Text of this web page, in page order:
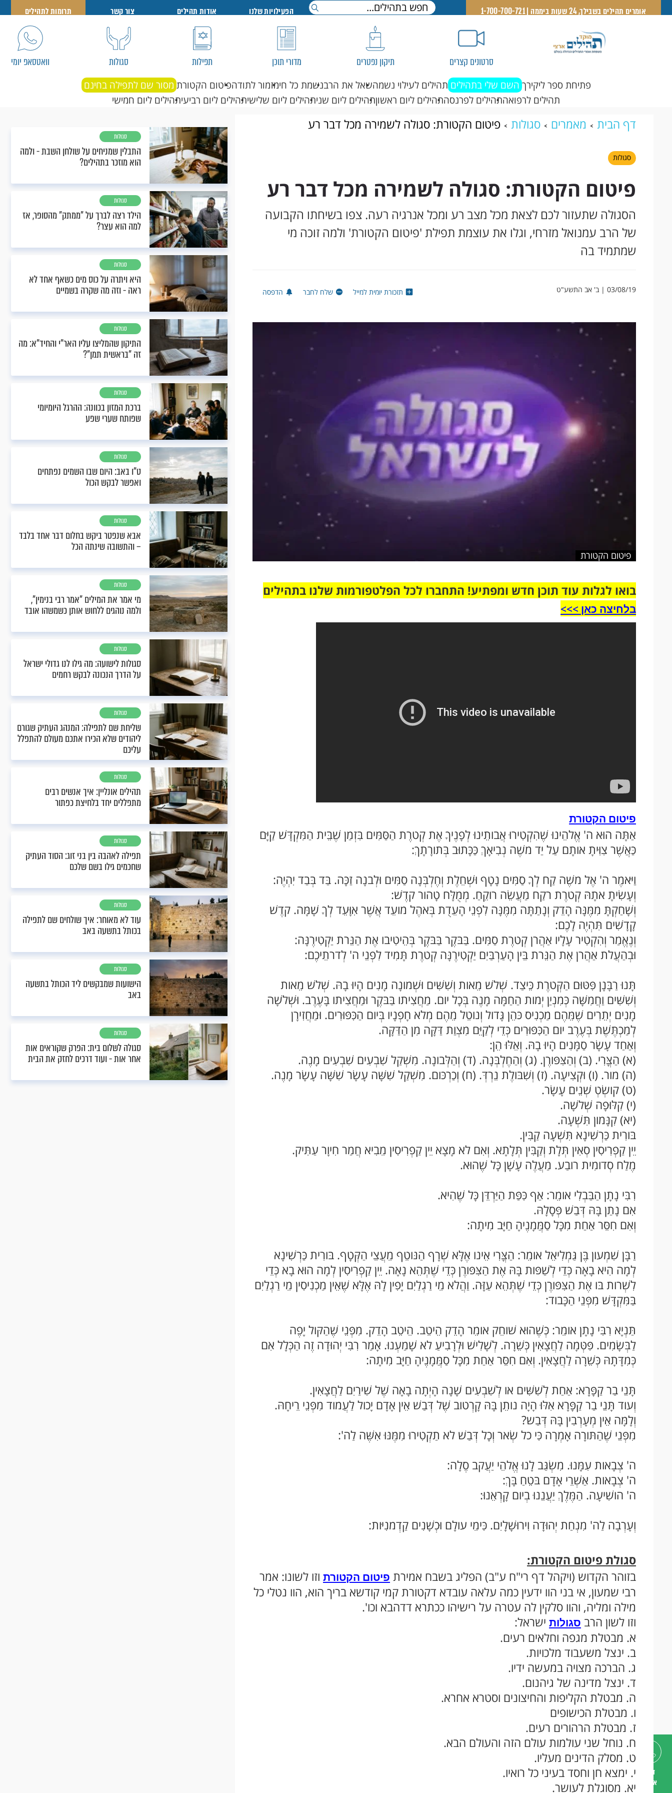
דברו
איתנו
אומרים תהילים בשבילך, 24 שעות ביממה | 1-700-700-721 הפעילויות שלנו אודות תהילים צור קשר תרומות לתהילים
סרטונים קצרים תיקון נפטרים מדורי תוכן תפילות סגולות וואטסאפ יומי
פתיחת ספר ליקירך השם שלי בתהילים תהילים לעילוי נשמהשאל את הרבנשמת כל חימזמור לתודהפיטום הקטורת מסור שם לתפילה בחינם
תהילים לרפואהתהילים לפרנסהתהילים ליום ראשוןתהילים ליום שניתהילים ליום שלישיתהילים ליום רביעיתהילים ליום חמישי
דף הבית מאמרים סגולות פיטום הקטורת: סגולה לשמירה מכל דבר רע
סגולות
פיטום הקטורת: סגולה לשמירה מכל דבר רע
הסגולה שתעזור לכם לצאת מכל מצב רע ומכל אנרגיה רעה. צפו בשיחתו הקבועה
של הרב עמנואל מזרחי, וגלו את עוצמת תפילת 'פיטום הקטורת' ולמה זוכה מי
שמתמיד בה
03/08/19 | ב' אב התשע"ט תזכורת יומית למייל שלח לחבר הדפסה
פיטום הקטורת
בואו לגלות עוד תוכן חדש ומפתיע! התחברו לכל הפלטפורמות שלנו בתהילים
בלחיצה כאן >>>​
פיטום הקטורת
אַתָּה הוּא ה' אֱלהֵינוּ שֶׁהִקְטִירוּ אֲבותֵינוּ לְפָנֶיךָ אֶת קְטרֶת הַסַּמִּים בִּזְמַן שֶׁבֵּית הַמִּקְדָּשׁ קַיָּם
כַּאֲשֶׁר צִוִּיתָ אותָם עַל יַד משֶׁה נְבִיאָךְ כַּכָּתוּב בְּתורָתָךְ:
וַיּאמֶר ה' אֶל משֶׁה קַח לְךָ סַמִּים נָטָף וּשְׁחֵלֶת וְחֶלְבְּנָה סַמִּים וּלְבנָה זַכָּה. בַּד בְּבַד יִהְיֶה:
וְעָשִׂיתָ אתָהּ קְטרֶת רקַח מַעֲשֵׂה רוקֵחַ. מְמֻלָּח טָהור קדֶשׁ:
וְשָׁחַקְתָּ מִמֶּנָּה הָדֵק וְנָתַתָּה מִמֶּנָּה לִפְנֵי הָעֵדֻת בְּאהֶל מועֵד אֲשֶׁר אִוָּעֵד לְךָ שָׁמָּה. קדֶשׁ
קָדָשִׁים תִּהְיֶה לָכֶם:
וְנֶאֱמַר וְהִקְטִיר עָלָיו אַהֲרן קְטרֶת סַמִּים. בַּבּקֶר בַּבּקֶר בְּהֵיטִיבו אֶת הַנֵּרת יַקְטִירֶנָּה:
וּבְהַעֲלת אַהֲרן אֶת הַנֵּרת בֵּין הָעַרְבַּיִם יַקְטִירֶנָּה קְטרֶת תָּמִיד לִפְנֵי ה' לְדרתֵיכֶם:
תָּנוּ רַבָּנָן פִּטּוּם הַקְּטרֶת כֵּיצַד. שְׁלשׁ מֵאות וְשִׁשִּׁים וּשְׁמונָה מָנִים הָיוּ בָהּ. שְׁלשׁ מֵאות
וְשִׁשִּׁים וַחֲמִשָּׁה כְּמִנְיַן יְמות הַחַמָּה מָנֶה בְּכָל יום. מַחֲצִיתו בַּבּקֶר וּמַחֲצִיתו בָּעֶרֶב. וּשְׁלשָׁה
מָנִים יְתֵרִים שֶׁמֵּהֶם מַכְנִיס כּהֵן גָּדול וְנוטֵל מֵהֶם מְלא חָפְנָיו בְּיום הַכִּפּוּרִים. וּמַחֲזִירָן
לְמַכְתֶּשֶׁת בְּעֶרֶב יום הַכִּפּוּרִים כְּדֵי לְקַיֵּם מִצְוַת דַּקָּה מִן הַדַּקָּה.
וְאַחַד עָשָׂר סַמָּנִים הָיוּ בָהּ. וְאֵלּוּ הֵן:
(א) הַצֳּרִי. (ב) וְהַצִּפּורֶן. (ג) וְהַחֶלְבְּנָה. (ד) וְהַלְּבונָה. מִשְׁקַל שִׁבְעִים שִׁבְעִים מָנֶה.
(ה) מור. (ו) וּקְצִיעָה. (ז) וְשִׁבּולֶת נֵרְדְּ. (ח) וְכַרְכּום. מִשְׁקַל שִׁשָּׁה עָשָׂר שִׁשָּׁה עָשָׂר מָנֶה.
(ט) קושְׂטְ שְׁנֵים עָשָׂר.
(י) קִלּוּפָה שְׁלשָׁה.
(יא) קִנָּמון תִּשְׁעָה.
בּורִית כַּרְשִׁינָא תִּשְׁעָה קַבִּין.
יֵין קַפְרִיסִין סְאִין תְּלָת וְקַבִּין תְּלָתָא. וְאִם לא מָצָא יֵין קַפְרִיסִין מֵבִיא חֲמַר חִיוָר עַתִּיק.
מֶלַח סְדומִית רובַע. מַעֲלֶה עָשָׁן כָּל שֶׁהוּא.
רִבִּי נָתָן הַבַּבְלִי אומֵר: אַף כִּפַּת הַיַּרְדֵּן כָּל שֶׁהִיא.
אִם נָתַן בָּהּ דְּבַשׁ פְּסָלָהּ.
וְאִם חִסֵּר אַחַת מִכָּל סַמֲּמָנֶיהָ חַיָּב מִיתָה:
רַבָּן שִׁמְעון בֶּן גַּמְלִיאֵל אומֵר: הַצֳּרִי אֵינו אֶלָּא שְׁרָף הַנּוטֵף מֵעֲצֵי הַקְּטָף. בּורִית כַּרְשִׁינָא
לְמָה הִיא בָאָה כְּדֵי לְשַׁפּות בָּהּ אֶת הַצִּפּורֶן כְּדֵי שֶׁתְּהֵא נָאָה. יֵין קַפְרִיסִין לְמָה הוּא בָא כְּדֵי
לִשְׁרות בּו אֶת הַצִּפּורֶן כְּדֵי שֶׁתְּהֵא עַזָּה. וַהֲלא מֵי רַגְלַיִם יָפִין לָהּ אֶלָּא שֶׁאֵין מַכְנִיסִין מֵי רַגְלַיִם
בַּמִּקְדָּשׁ מִפְּנֵי הַכָּבוד:
תַּנְיָא רִבִּי נָתָן אומֵר: כְּשֶׁהוּא שׁוחֵק אומֵר הָדֵק הֵיטֵב. הֵיטֵב הָדֵק. מִפְּנֵי שֶׁהַקּול יָפֶה
לַבְּשָׂמִים. פִּטְּמָה לַחֲצָאִין כְּשֵׁרָה. לְשָׁלִישׁ וּלְרָבִיעַ לא שָׁמַעְנוּ. אָמַר רִבִּי יְהוּדָה זֶה הַכְּלָל אִם
כְּמִדָּתָהּ כְּשֵׁרָה לַחֲצָאִין. וְאִם חִסֵּר אַחַת מִכָּל סַמֲּמָנֶיהָ חַיָּב מִיתָה:
תָּנֵי בַר קַפָּרָא: אַחַת לְשִׁשִּׁים או לְשִׁבְעִים שָׁנָה הָיְתָה בָאָה שֶׁל שִׁירַיִם לַחֲצָאִין.
וְעוד תָּנֵי בַר קַפָּרָא אִלּוּ הָיָה נותֵן בָּהּ קָרְטוב שֶׁל דְּבַשׁ אֵין אָדָם יָכול לַעֲמוד מִפְּנֵי רֵיחָהּ.
וְלָמָּה אֵין מְעָרְבִין בָּהּ דְּבַש?
מִפְּנֵי שֶׁהַתּורָה אָמְרָה כִּי כל שְׂאר וְכָל דְּבַשׁ לא תַקְטִירוּ מִמֶּנּוּ אִשֶּׁה לַה':
ה' צְבָאות עִמָּנוּ. מִשְׂגַּב לָנוּ אֱלהֵי יַעֲקב סֶלָה:
ה' צְבָאות. אַשְׁרֵי אָדָם בּטֵחַ בָּךְ:
ה' הושִׁיעָה. הַמֶּלֶךְ יַעֲנֵנוּ בְיום קָרְאֵנוּ:
וְעָרְבָה לַה' מִנְחַת יְהוּדָה וִירוּשָׁלָיִם. כִּימֵי עולָם וּכְשָׁנִים קַדְמנִיּות:
סגולת פיטום הקטורת:
בזוהר הקדוש (ויקהל דף רי"ח ע"ב) הפליג בשבח אמירת פיטום הקטורת וזו לשונו: אמר
רבי שמעון, אי בני הוו ידעין כמה עלאה עובדא דקטורת קמי קודשא בריך הוא, הוו נטלי כל
מילה ומליה, והוו סלקין לה עטרה על רישיהו ככתרא דדהבא וכו'.
וזו לשון הרב סגולות ישראל:
א. מבטלת מגפה וחלאים רעים.
ב. ינצל משעבוד מלכויות.
ג. הברכה מצויה במעשה ידיו.
ד. ינצל מדינה של גיהנום.
ה. מבטלת הקליפות והחיצונים וסטרא אחרא.
ו. מבטלת הכישופים
ז. מבטלת הרהורים רעים.
ח. נוחל שני עולמות עולם הזה והעולם הבא.
ט. מסלק הדינים מעליו.
י. ימצא חן וחסד בעיני כל רואיו.
יא. מסוגלת לעושר.
סגולות
התבלין שמניחים על שולחן השבת - ולמה
הוא מוזכר בתהילים?
סגולות
הילד רצה לברך על "ממתק" מהסופר, אז
למה הוא עצר?
סגולות
היא ויתרה על כוס מים כשאף אחד לא
ראה - וזה מה שקרה בשמיים
סגולות
התיקון שהמליצו עליו האר"י והחיד"א: מה
זה "בראשית תמן"?
סגולות
ברכת המזון בכוונה: ההרגל היומיומי
שפותח שערי שפע
סגולות
ט"ו באב: היום שבו השמים נפתחים
ואפשר לבקש הכול
סגולות
אבא שנפטר ביקש בחלום דבר אחד בלבד
– והתשובה שינתה הכל
סגולות
מי אמר את המילים "אמר רבי בנימין",
ולמה נוהגים ללחוש אותן כשמשהו אובד
סגולות
סגולות לישועה: מה גילו לנו גדולי ישראל
על הדרך הנכונה לבקש רחמים
סגולות
שליחת שם לתפילה: המנהג העתיק שגורם
ליהודים שלא הכירו אתכם מעולם להתפלל
עליכם
סגולות
תהילים אונליין: איך אנשים רבים
מתפללים יחד בלחיצת כפתור
סגולות
תפילה לאהבה בין בני זוג: הסוד העתיק
שחכמים גילו בשם שלכם
סגולות
עוד לא מאוחר: איך שולחים שם לתפילה
בכותל בתשעה באב
סגולות
הישועות שמבקשים ליד הכותל בתשעה
באב
סגולות
סגולה לשלום בית: הפרק שקוראים אות
אחר אות - ועוד דרכים לחזק את הבית